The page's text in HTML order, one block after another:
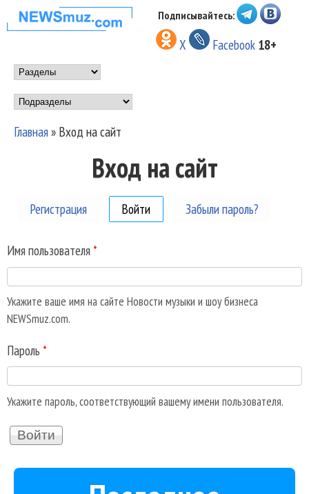
Перейти к основному
содержанию
НОВОСТИ
МУЗЫКИ И
ШОУ БИЗНЕСА
NEWSMUZ.COM
Подписывайтесь:
X Facebook 18+
Main menu
Подразделы
Вы здесь
Главная» Вход на сайт
Вход на сайт
Регистрация Войти (активная вкладка)
Забыли пароль?
Имя пользователя *
Укажите ваше имя на сайте Новости музыки и шоу бизнеса
NEWSmuz.com.
Пароль *
Укажите пароль, соответствующий вашему имени пользователя.